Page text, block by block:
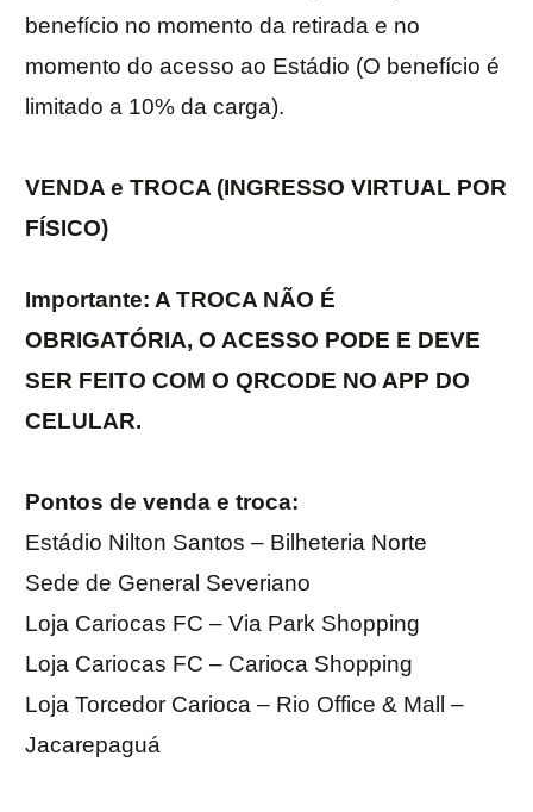
benefício no momento da retirada e no
momento do acesso ao Estádio (O benefício é
limitado a 10% da carga).
VENDA e TROCA (INGRESSO VIRTUAL POR
FÍSICO)
Importante: A TROCA NÃO É
OBRIGATÓRIA, O ACESSO PODE E DEVE
SER FEITO COM O QRCODE NO APP DO
CELULAR.
Pontos de venda e troca:
Estádio Nilton Santos – Bilheteria Norte
Sede de General Severiano
Loja Cariocas FC – Via Park Shopping
Loja Cariocas FC – Carioca Shopping
Loja Torcedor Carioca – Rio Office & Mall –
Jacarepaguá